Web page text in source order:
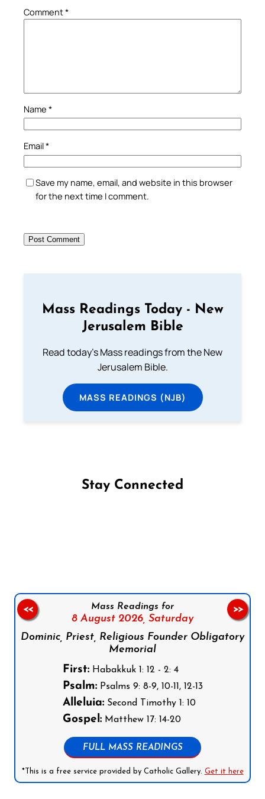
Comment*
Name *
Email*
Save my name, email, and website in this browser
for the next time I comment.
Mass Readings Today - New
Jerusalem Bible
Read today's Mass readings from the New
Jerusalem Bible.
MASS READINGS (NJB)
Stay Connected
Mass Readings for
8 August 2026, Saturday
Dominic, Priest, Religious Founder Obligatory
Memorial
First:Habakkuk 1: 12 - 2: 4
Psalm:Psalms 9: 8-9, 10-11, 12-13
Alleluia:Second Timothy 1: 10
Gospel:Matthew 17: 14-20
FULL MASS READINGS
*This is a free service provided by Catholic Gallery. Get it here
<< >>